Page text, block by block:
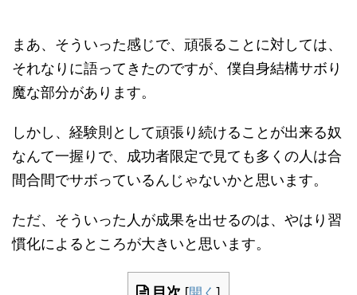
まあ、そういった感じで、頑張ることに対しては、
それなりに語ってきたのですが、僕自身結構サボり
魔な部分があります。
しかし、経験則として頑張り続けることが出来る奴
なんて一握りで、成功者限定で見ても多くの人は合
間合間でサボっているんじゃないかと思います。
ただ、そういった人が成果を出せるのは、やはり習
慣化によるところが大きいと思います。